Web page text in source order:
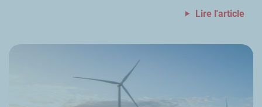
Lire l'article